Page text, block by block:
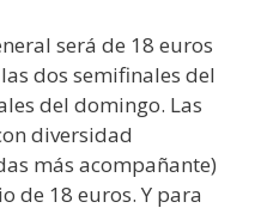
será de 18 euros
dos semifinales del
del domingo. Las
diversidad
más acompañante)
de 18 euros. Y para